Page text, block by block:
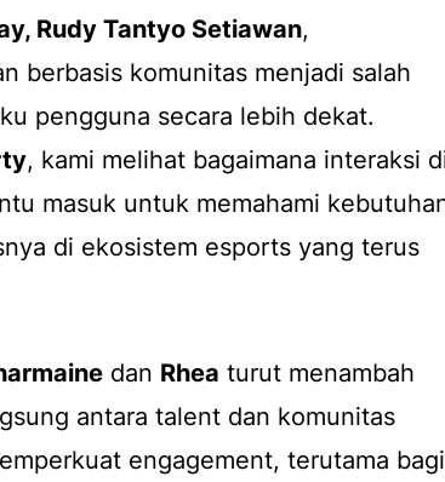
Rudy Tantyo Setiawan,
berbasis komunitas menjadi salah
pengguna secara lebih dekat.
, kami melihat bagaimana interaksi
masuk untuk memahami
di ekosistem esports yang terus
dan Rhea turut menambah
antara talent dan komunitas
engagement, terutama bagi